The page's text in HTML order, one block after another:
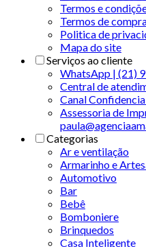
Termos e
Termos de
Politica de
Mapa do site
Serviços ao cliente
WhatsApp | (21)
Central de
Canal
Assessoria de
Categorias
Ar e ventilação
Armarinho e
Automotivo
Bar
Bebê
Bomboniere
Brinquedos
Casa Inteligente